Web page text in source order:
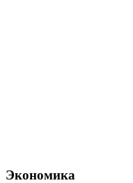
Экономика